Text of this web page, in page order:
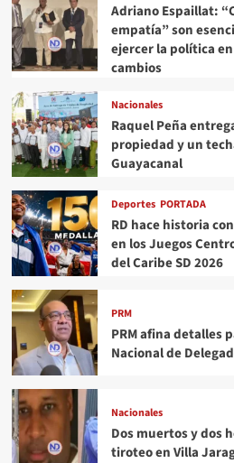
Adriano Espaillat:
empatía” son
ejercer la política
cambios
Nacionales
Raquel Peña
propiedad y un
Guayacanal
Deportes PORTADA
RD hace historia
en los Juegos
del Caribe SD 2026
PRM
PRM afina detalles
Nacional de
Nacionales
Dos muertos y dos
tiroteo en Villa